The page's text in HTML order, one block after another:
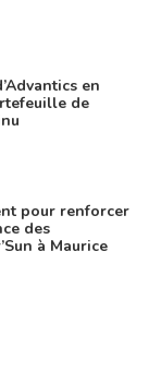
en
de
pour renforcer
des
à Maurice